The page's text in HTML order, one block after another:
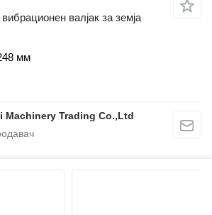
валјак за земја
мм
Machinery Trading Co.,Ltd